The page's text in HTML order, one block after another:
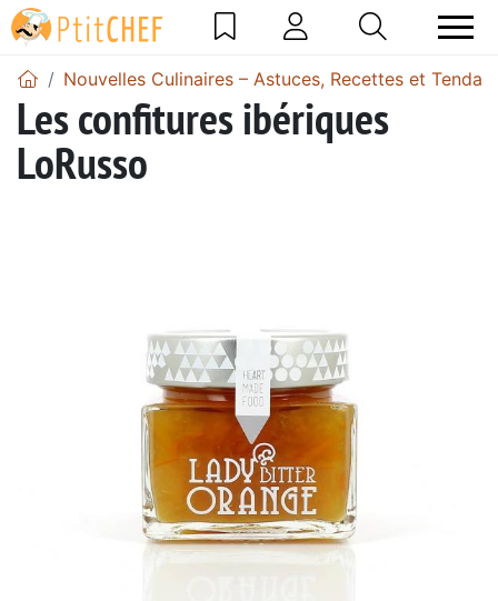
Nouvelles Culinaires – Astuces, Recettes et
Les confitures ibériques
LoRusso